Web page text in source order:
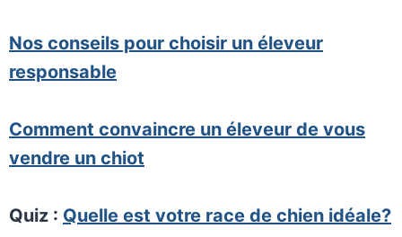
Nos conseils pour choisir un éleveur
responsable
Comment convaincre un éleveur de vous
vendre un chiot
Quiz : Quelle est votre race de chien idéale?